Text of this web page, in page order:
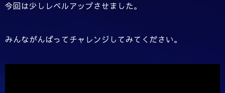
今回は少しレベルアップさせました。
みんながんばってチャレンジしてみてください。